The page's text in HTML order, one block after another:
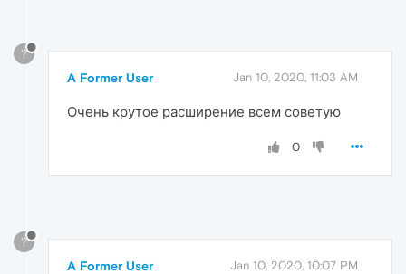
?
A Former User Jan 10, 2020, 11:03 AM
Очень крутое расширение всем советую
0
?
A Former User Jan 10, 2020, 10:07 PM